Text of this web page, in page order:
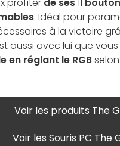
profiter de ses11
. Idéal pour
à la victoire
aussi avec lui que
en réglant le RGB
Voir les produits The
Voir les Souris PC The